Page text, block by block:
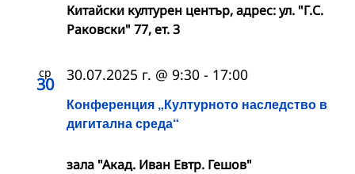
Китайски културен център, адрес: ул. "Г.С.
Раковски" 77, ет. 3
ср
30
Конференция „Културното наследство в
дигитална среда“
30.07.2025 г. @ 9:30 - 17:00
зала "Акад. Иван Евтр. Гешов"